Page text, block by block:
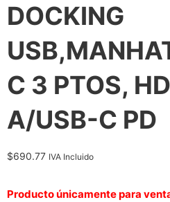
DOCKING
C 3 PTOS,
A/USB-C PD
$690.77 IVA Incluido
Producto únicamente para